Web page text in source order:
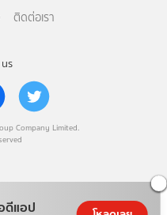
ดีแอป
Company Limited.
ติดต่อเรา